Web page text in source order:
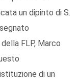
un dipinto di S.
FLP, Marco
di un